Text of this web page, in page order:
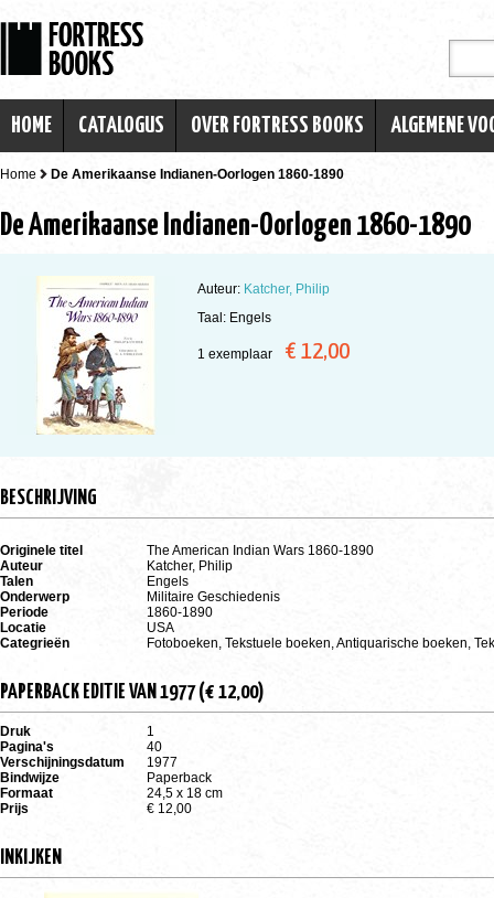
HOME CATALOGUS OVER FORTRESS BOOKS ALGEMENE
Home De Amerikaanse Indianen-Oorlogen 1860-1890
De Amerikaanse Indianen-Oorlogen 1860-1890
Auteur: Katcher, Philip
Taal: Engels
1 exemplaar € 12,00
BESCHRIJVING
Originele titel
The American Indian Wars 1860-1890
Auteur
Katcher, Philip
Talen
Engels
Onderwerp
Militaire Geschiedenis
Periode
1860-1890
Locatie
USA
Categrieën
Fotoboeken, Tekstuele boeken, Antiquarische boeken,
PAPERBACK EDITIE VAN 1977 (€ 12,00)
Druk
1
Pagina's
40
Verschijningsdatum
1977
Bindwijze
Paperback
Formaat
24,5 x 18 cm
Prijs
€ 12,00
INKIJKEN